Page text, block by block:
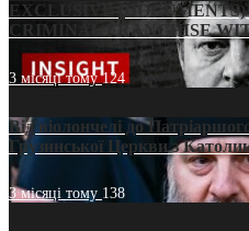
EXCLUSIVE
CRIMINAL FRANCHISE
3 місяці тому124
Від віолончелі до
Грузинської Церкви з
3 місяці тому 138